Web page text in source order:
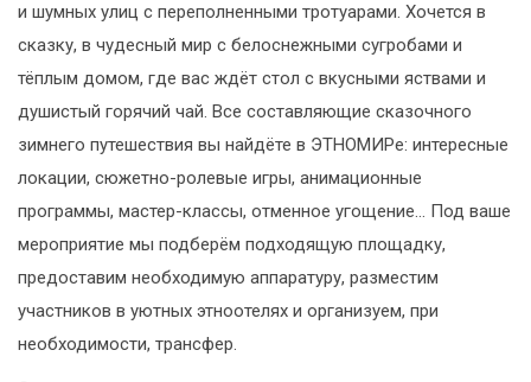
и шумных улиц с переполненными тротуарами. Хочется в
сказку, в чудесный мир с белоснежными сугробами и
тёплым домом, где вас ждёт стол с вкусными яствами и
душистый горячий чай. Все составляющие сказочного
зимнего путешествия вы найдёте в ЭТНОМИРе: интересные
локации, сюжетно-ролевые игры, анимационные
программы, мастер-классы, отменное угощение… Под ваше
мероприятие мы подберём подходящую площадку,
предоставим необходимую аппаратуру, разместим
участников в уютных этноотелях и организуем, при
необходимости, трансфер.